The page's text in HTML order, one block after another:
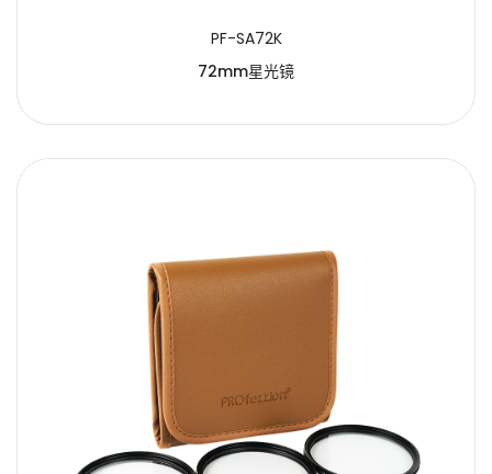
PF-SA72K
72mm星光镜